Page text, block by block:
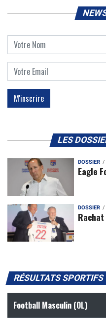
LES
DOSSIER
Eagle
DOSSIER
Rachat
RÉSULTATS SPORTIFS
Football Masculin (OL)